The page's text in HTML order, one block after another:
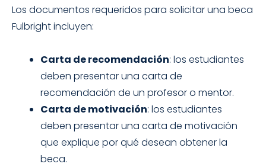
Los documentos requeridos para solicitar una beca
Fulbright incluyen:
Carta de recomendación: los estudiantes
deben presentar una carta de
recomendación de un profesor o mentor.
Carta de motivación: los estudiantes
deben presentar una carta de motivación
que explique por qué desean obtener la
beca.